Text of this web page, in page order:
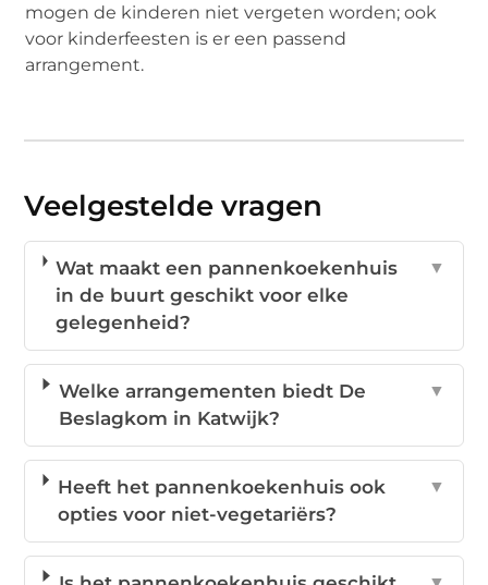
mogen de kinderen niet vergeten worden; ook
voor kinderfeesten is er een passend
arrangement.
Veelgestelde vragen
Wat maakt een pannenkoekenhuis
in de buurt geschikt voor elke
gelegenheid?
▼
Welke arrangementen biedt De
Beslagkom in Katwijk?
▼
Heeft het pannenkoekenhuis ook
opties voor niet-vegetariërs?
▼